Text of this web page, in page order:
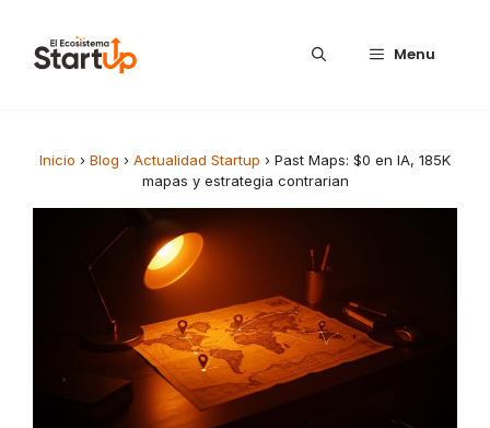
Menu
Inicio › Blog › Actualidad Startup › Past Maps: $0 en IA, 185K
mapas y estrategia contrarian